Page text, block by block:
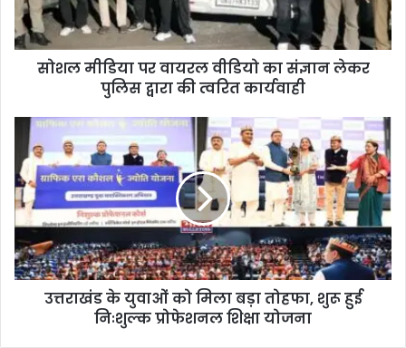
सोशल मीडिया पर वायरल वीडियो का संज्ञान लेकर
पुलिस द्वारा की त्वरित कार्यवाही
उत्तराखंड के युवाओं को मिला बड़ा तोहफा, शुरू हुई
निःशुल्क प्रोफेशनल शिक्षा योजना